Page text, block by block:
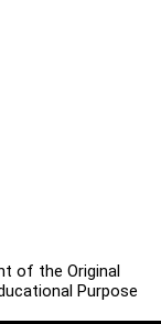
of the Original
Purpose